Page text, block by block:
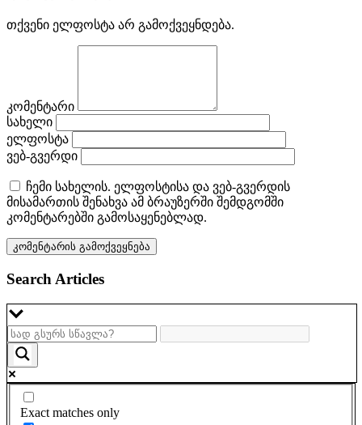
თქვენი ელფოსტა არ გამოქვეყნდება.
კომენტარი
სახელი
ელფოსტა
ვებ-გვერდი
ჩემი სახელის. ელფოსტისა და ვებ-გვერდის
მისამართის შენახვა ამ ბრაუზერში შემდგომში
კომენტარებში გამოსაყენებლად.
Search Articles
Exact matches only